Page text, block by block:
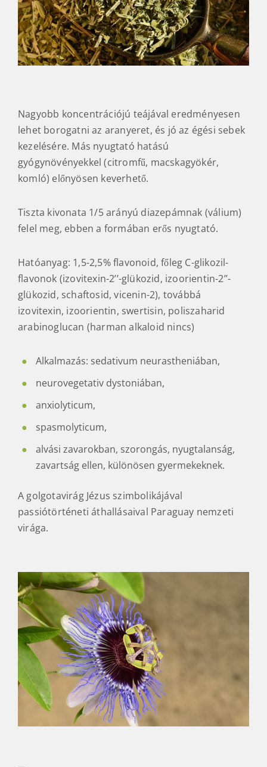
Nagyobb koncentrációjú teájával eredményesen
lehet borogatni az aranyeret, és jó az égési sebek
kezelésére. Más nyugtató hatású
gyógynövényekkel (citromfű, macskagyökér,
komló) előnyösen keverhető.
Tiszta kivonata 1/5 arányú diazepámnak (válium)
felel meg, ebben a formában erős nyugtató.
Hatóanyag: 1,5-2,5% flavonoid, főleg C-glikozil-
flavonok (izovitexin-2’’-glükozid, izoorientin-2’’-
glükozid, schaftosid, vicenin-2), továbbá
izovitexin, izoorientin, swertisin, poliszaharid
arabinoglucan (harman alkaloid nincs)
Alkalmazás: sedativum neurastheniában,
neurovegetativ dystoniában,
anxiolyticum,
spasmolyticum,
alvási zavarokban, szorongás, nyugtalanság,
zavartság ellen, különösen gyermekeknek.
A golgotavirág Jézus szimbolikájával
passiótörténeti áthallásaival Paraguay nemzeti
virága.